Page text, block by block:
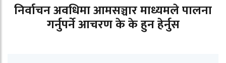
निर्वाचन अवधिमा आमसञ्चार माध्यमले पालना
गर्नुपर्ने आचरण के के हुन हेर्नुस